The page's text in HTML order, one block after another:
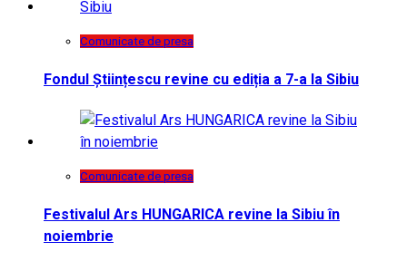
Comunicate de presa
Fondul Științescu revine cu ediția a 7-a la Sibiu
Comunicate de presa
Festivalul Ars HUNGARICA revine la Sibiu în
noiembrie